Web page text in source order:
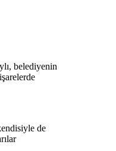
belediyenin
de